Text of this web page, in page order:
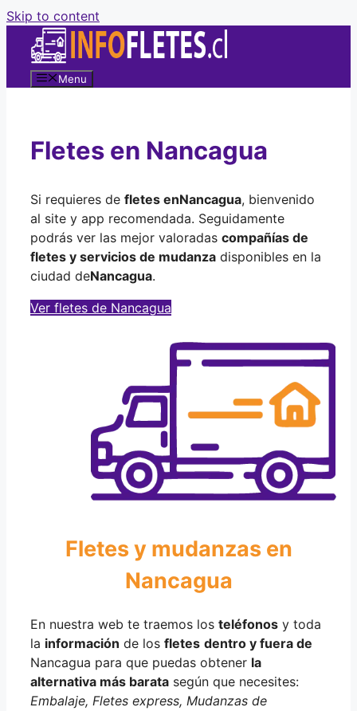
Skip to content
Menu
Fletes en Nancagua
Si requieres de fletes enNancagua, bienvenido
al site y app recomendada. Seguidamente
podrás ver las mejor valoradas compañías de
fletes y servicios de mudanza disponibles en la
ciudad deNancagua.
Ver fletes de Nancagua
Fletes y mudanzas en
Nancagua
En nuestra web te traemos los teléfonos y toda
la información de los fletes dentro y fuera de
Nancagua para que puedas obtener la
alternativa más barata según que necesites:
Embalaje, Fletes express, Mudanzas de